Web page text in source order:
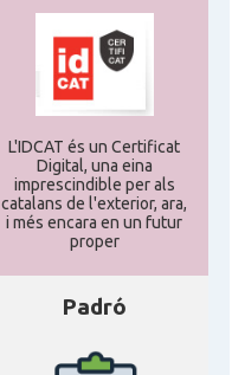
L'IDCAT és un Certificat
Digital, una eina
imprescindible per als
catalans de l'exterior, ara,
i més encara en un futur
proper
Padró